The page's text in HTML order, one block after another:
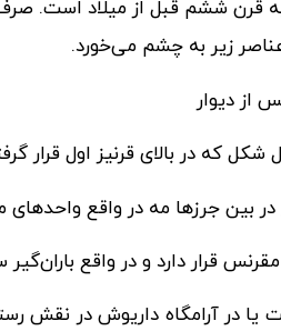
به قرن ششم قبل از میلاد است.
زیر به چشم می‌خورد.
از دیوار
که در بالای قرنیز اول قرار
بین جرزها مه در واقع
مقرنس قرار دارد و در واقع
در آرامگاه داریوش در نقش